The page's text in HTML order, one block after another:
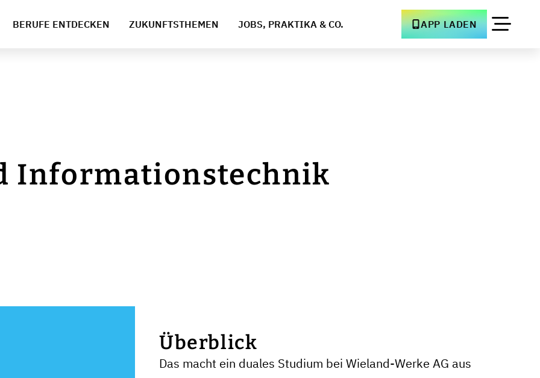
BERUFE ENTDECKEN ZUKUNFTSTHEMEN JOBS, PRAKTIKA & CO. APP LADEN
Informationstechnik
Überblick
Das macht ein duales Studium bei Wieland-Werke AG aus